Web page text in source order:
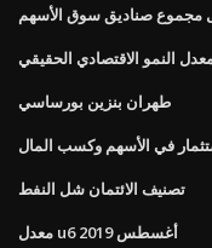
مجموع صناديق سوق الأسهم
النمو الاقتصادي الحقيقي
طهران بنزين بورساسي
في الأسهم وكسب المال
تصنيف الائتمان شل النفط
معدل u6 أغسطس 2019